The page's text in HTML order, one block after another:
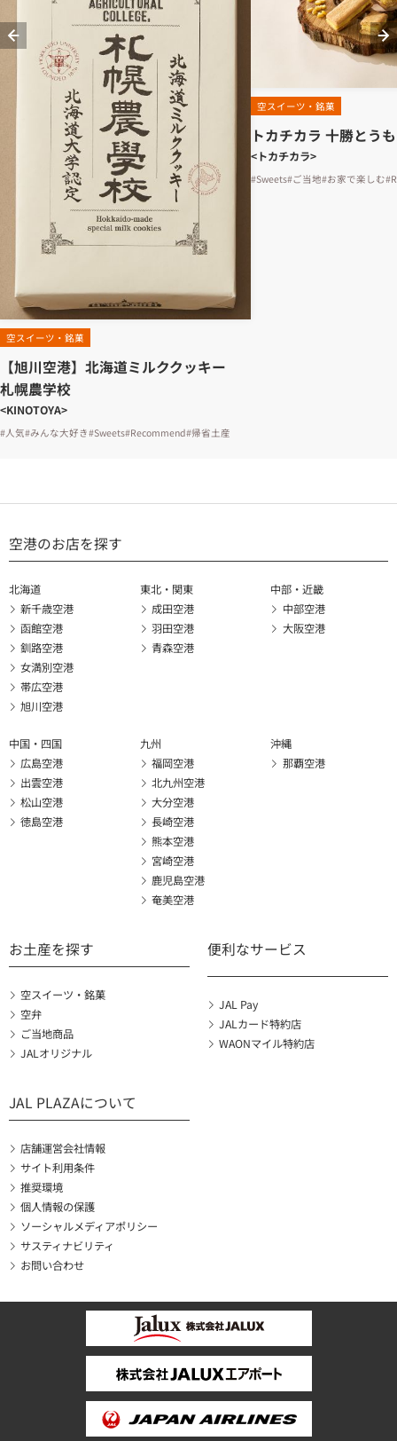
空スイーツ・銘菓
【旭川空港】北海道ミルククッキー
札幌農学校
<KINOTOYA>
#人気#みんな大好き#Sweets#Recommend#帰省土産
空スイーツ・銘菓
トカチカラ 十勝とう
<トカチカラ>
#Sweets#ご当地#お家で楽しむ
空港のお店を探す
北海道
新千歳空港
函館空港
釧路空港
女満別空港
帯広空港
旭川空港
東北・関東
成田空港
羽田空港
青森空港
中部・近畿
中部空港
大阪空港
中国・四国
広島空港
出雲空港
松山空港
徳島空港
九州
福岡空港
北九州空港
大分空港
長崎空港
熊本空港
宮崎空港
鹿児島空港
奄美空港
沖縄
那覇空港
お土産を探す
空スイーツ・銘菓
空弁
ご当地商品
JALオリジナル
便利なサービス
JAL Pay
JALカード特約店
WAONマイル特約店
JAL PLAZAについて
店舗運営会社情報
サイト利用条件
推奨環境
個人情報の保護
ソーシャルメディアポリシー
サスティナビリティ
お問い合わせ